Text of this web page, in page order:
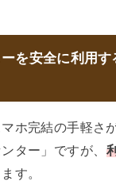
を安全に利用
ホ完結の手軽さ
ター」ですが、
す。